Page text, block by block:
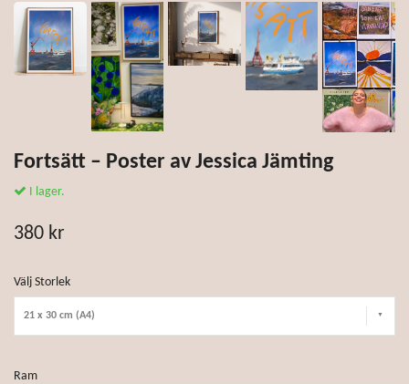
Fortsätt – Poster av Jessica Jämting
I lager.
380 kr
Välj Storlek
21 x 30 cm (A4)
Ram